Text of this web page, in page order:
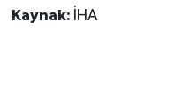
Kaynak: İHA